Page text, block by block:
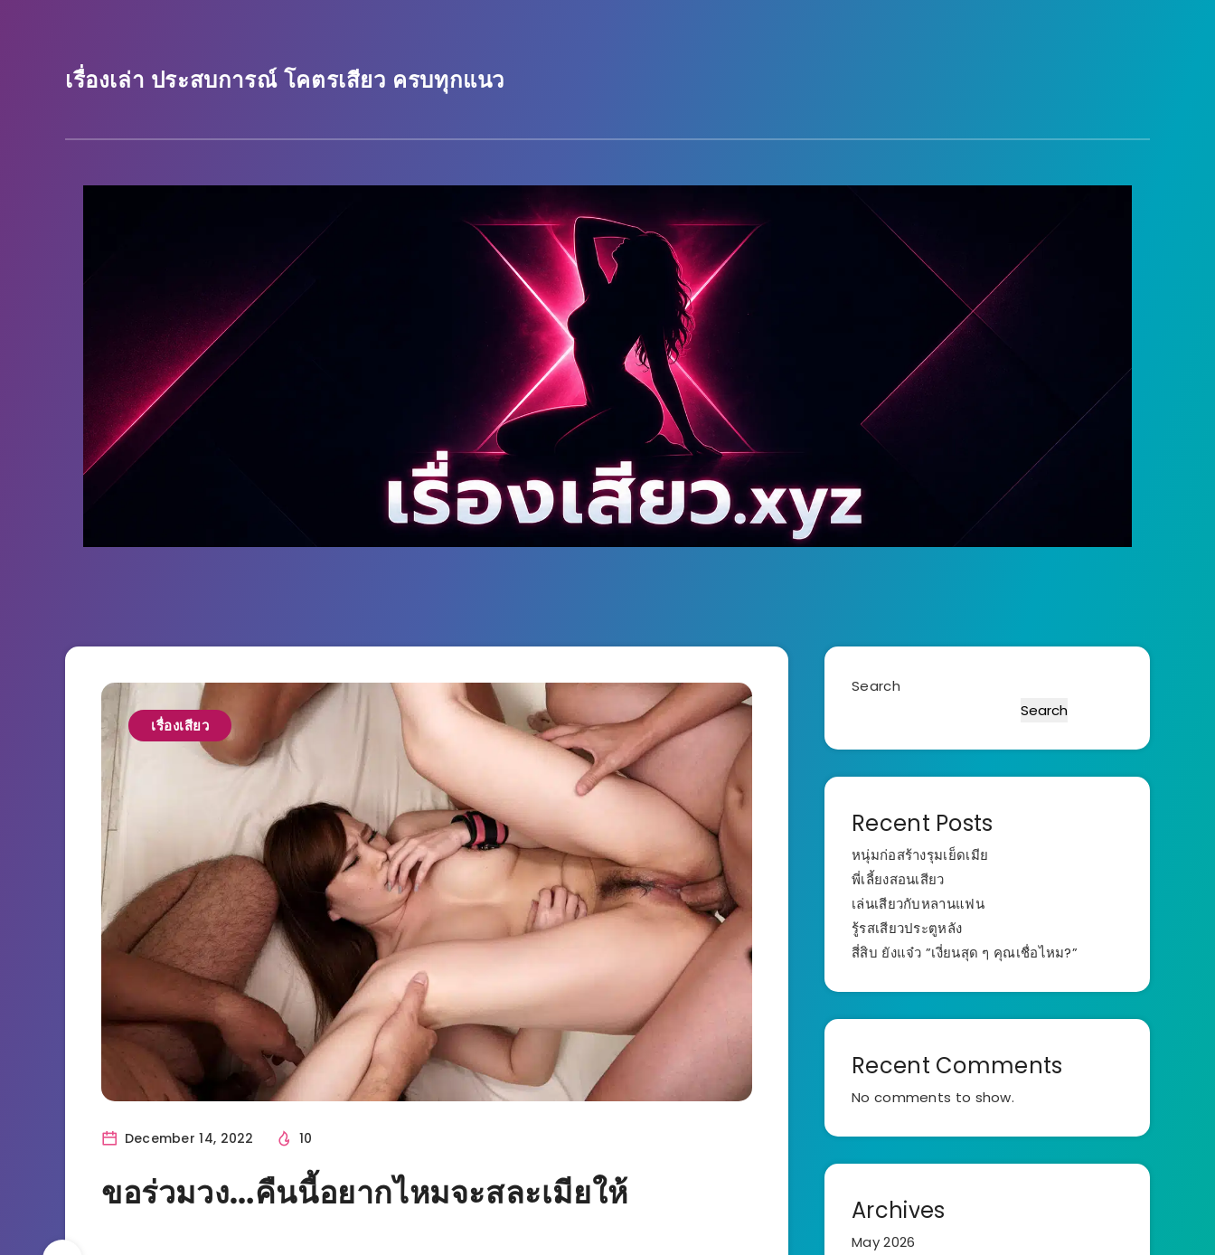
เรื่องเล่า ประสบการณ์ โคตรเสียว ครบทุกแนว
เรื่องเสียว
December 14, 2022 10
ขอร่วมวง…คืนนี้อยากไหมจะสละเมียให้
Search
Search
Recent Posts
หนุ่มก่อสร้างรุมเย็ดเมีย
พี่เลี้ยงสอนเสียว
เล่นเสียวกับหลานแฟน
รู้รสเสียวประตูหลัง
สี่สิบ ยังแจ๋ว ”เงี่ยนสุด ๆ คุณเชื่อไหม?”
Recent Comments
No comments to show.
Archives
May 2026